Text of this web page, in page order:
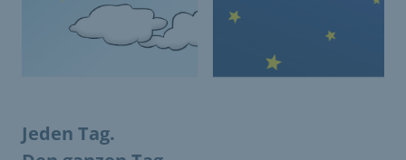
Jeden Tag.